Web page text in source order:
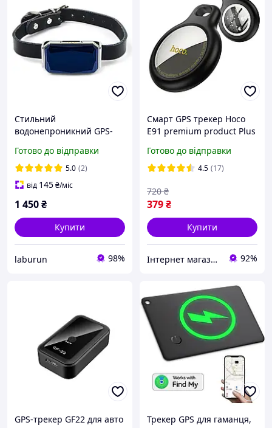
Стильний
водонепроникний GPS-
для тварин для собак,
котів
Готово до відправки
5.0 (2)
від 145₴/міс
1 450₴
Купити
laburun 98%
Смарт GPS трекер Hoco
E91 premium product Plus
Готово до відправки
4.5 (17)
379₴
720 ₴
Купити
Інтернет магазин "My Car Store" 92%
GPS-трекер GF22 для авто
Трекер GPS для гаманця,